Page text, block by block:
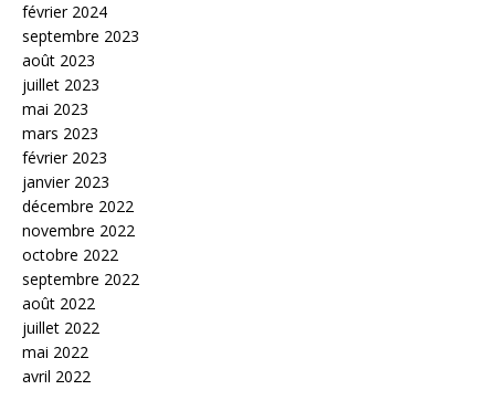
février 2024
septembre 2023
août 2023
juillet 2023
mai 2023
mars 2023
février 2023
janvier 2023
décembre 2022
novembre 2022
octobre 2022
septembre 2022
août 2022
juillet 2022
mai 2022
avril 2022